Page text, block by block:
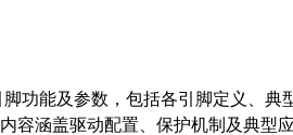
功能及参数，包括各引脚定义、
容涵盖驱动配置、保护机制及典型